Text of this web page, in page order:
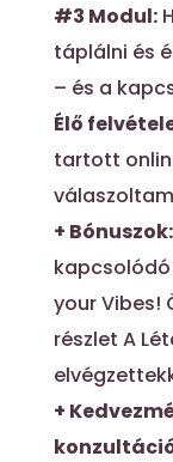
#3 Modul:
táplálni és
– és a
Élő
tartott
+ Bónuszok:
your Vibes!
részlet A
+